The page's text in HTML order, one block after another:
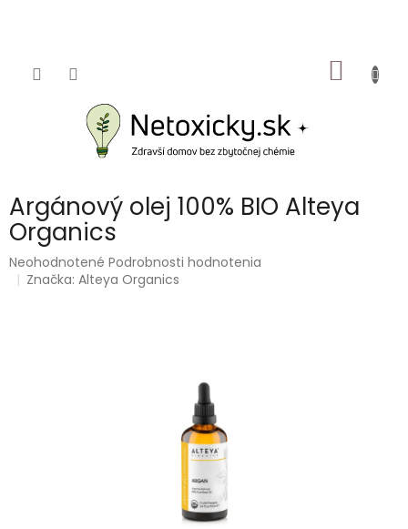
KOŠÍK
Argánový olej 100% BIO Alteya
Organics
Priemerné
hodnotenie
Neohodnotené Podrobnosti hodnotenia
Značka:Alteya Organics